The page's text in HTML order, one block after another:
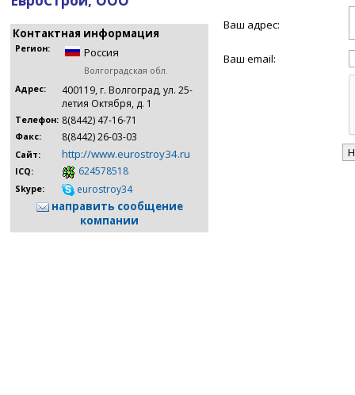
Контактная информация
Регион: Россия
Волгоградская обл.
Адрес:
400119, г. Волгоград, ул. 25-
летия Октября, д. 1
Телефон: 8(8442) 47-16-71
Факс: 8(8442) 26-03-03
Сайт: http://www.eurostroy34.ru
ICQ: 624578518
Skype: eurostroy34
направить сообщение
компании
Ваш адрес:
Ваш email: